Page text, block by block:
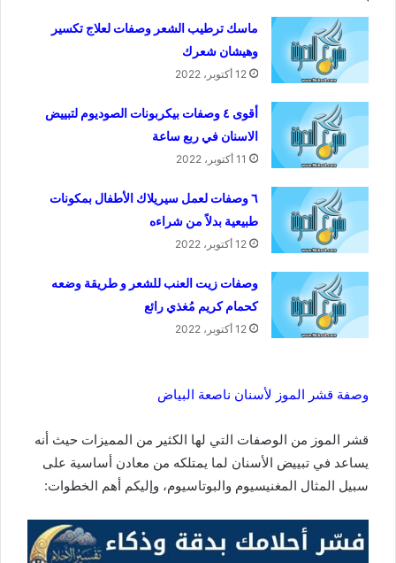
ماسك ترطيب الشعر وصفات لعلاج تكسير
وهيشان شعرك
12 أكتوبر، 2022
أقوى ٤ وصفات بيكربونات الصوديوم لتبييض
الاسنان في ربع ساعة
11 أكتوبر، 2022
٦ وصفات لعمل سيريلاك الأطفال بمكونات
طبيعية بدلاً من شراءه
12 أكتوبر، 2022
وصفات زيت العنب للشعر و طريقة وضعه
كحمام كريم مُغذي رائع
12 أكتوبر، 2022
وصفة قشر الموز لأسنان ناصعة البياض
قشر الموز من الوصفات التي لها الكثير من المميزات حيث أنه
يساعد في تبييض الأسنان لما يمتلكه من معادن أساسية على
سبيل المثال المغنيسيوم والبوتاسيوم، وإليكم أهم الخطوات: